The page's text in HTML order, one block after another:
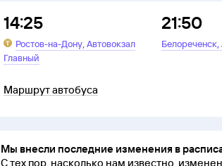
14:25
Ростов-на-Дону,Автовокзал
Главный
21:50
Белореченск,
Маршрут автобуса
Мы внесли последние изменения в
С тех пор, насколько нам известно,